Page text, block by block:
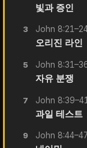
빛과 증인
3 John
오리진 라인
5 John
자유 분쟁
7 John
과일 테스트
9 John 8:44–47